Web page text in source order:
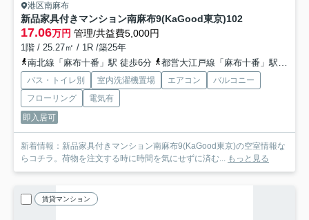
港区南麻布
新品家具付きマンション南麻布9(KaGood東京)102
17.06万円 管理/共益費5,000円
1階 / 25.27㎡ / 1R /築25年
南北線「麻布十番」駅 徒歩6分
都営大江戸線「麻布十番」駅 徒歩6分
バス・トイレ別 室内洗濯機置場 エアコン
バルコニー
フローリング
電気有
即入居可
新着情報：新品家具付きマンション南麻布9(KaGood東京)の空室情報な
らコチラ。荷物を注文する時に時間を気にせずに済む... もっと見る
賃貸マンション